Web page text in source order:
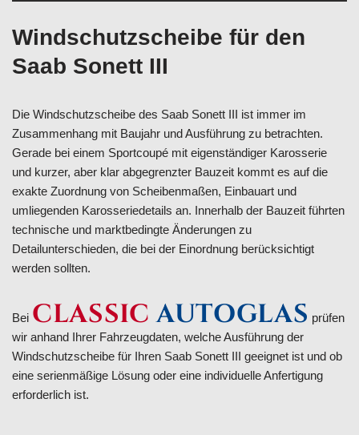
Windschutzscheibe für den
Saab Sonett III
Die Windschutzscheibe des Saab Sonett III ist immer im
Zusammenhang mit Baujahr und Ausführung zu betrachten.
Gerade bei einem Sportcoupé mit eigenständiger Karosserie
und kurzer, aber klar abgegrenzter Bauzeit kommt es auf die
exakte Zuordnung von Scheibenmaßen, Einbauart und
umliegenden Karosseriedetails an. Innerhalb der Bauzeit führten
technische und marktbedingte Änderungen zu
Detailunterschieden, die bei der Einordnung berücksichtigt
werden sollten.
Bei CLASSIC AUTOGLAS prüfen
wir anhand Ihrer Fahrzeugdaten, welche Ausführung der
Windschutzscheibe für Ihren Saab Sonett III geeignet ist und ob
eine serienmäßige Lösung oder eine individuelle Anfertigung
erforderlich ist.